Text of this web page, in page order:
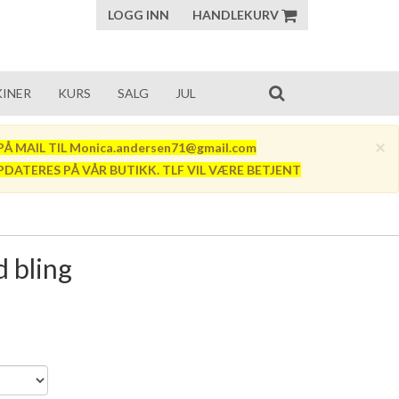
LOGG INN HANDLEKURV
KURS SALG JUL
×
MAIL TIL Monica.andersen71@gmail.com
PÅ VÅR BUTIKK. TLF VIL VÆRE BETJENT
bling